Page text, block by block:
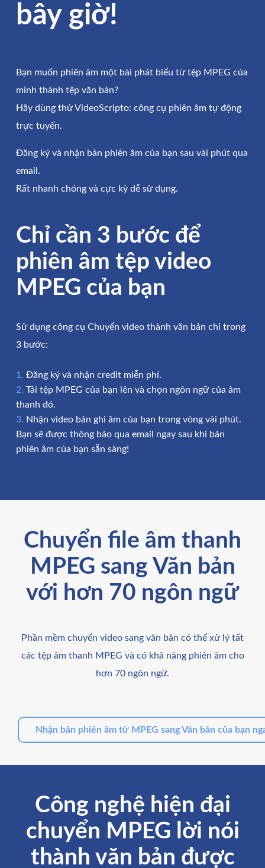
bây giờ!
Bạn muốn phiên âm một bài phát biểu từ tệp MPEG của
mình thành tệp văn bản?
Hãy dùng thử VideoScripto: công cụ phiên âm tự động
trực tuyến.
Đăng ký và nhận bản phiên âm của bạn sau vài phút qua
email.
Rất nhanh chóng và cực kỳ dễ sử dụng.
Chỉ cần 3 bước để
phiên âm tệp video
MPEG của bạn
Sử dụng công cụ Chuyển video thành văn bản chỉ trong
3 bước:
Đăng ký và nhận credit miễn phí.
Tải tệp MPEG của bạn lên và chọn ngôn ngữ của âm
thanh đó.
Nhận video bản ghi âm của bạn trong vòng vài phút.
Bạn sẽ được thông báo qua email ngay sau khi bản
phiên âm của bạn sẵn sàng!
Chuyển file âm thanh
MPEG sang Văn bản
với hơn 70 ngôn ngữ
Phần mềm chuyển video sang văn bản có thể xử lý tất
các tệp âm thanh MPEG và có khả năng phiên âm cho
hơn 70 ngôn ngữ.
Nhận bản phiên âm từ MPEG sang Văn bản của bạn
Công nghệ hiện đại
chuyển MPEG lời nói
thành văn bản được